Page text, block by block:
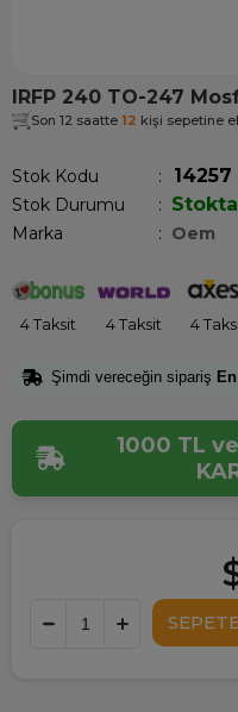
IRFP 240 TO-247
Son 12 saatte 12 kişi sepetine
Stok Kodu 14257
Stok Durumu :
Marka : Oem
4 Taksit 4 Taksit 4
Şimdi vereceğin sipariş
1000 TL